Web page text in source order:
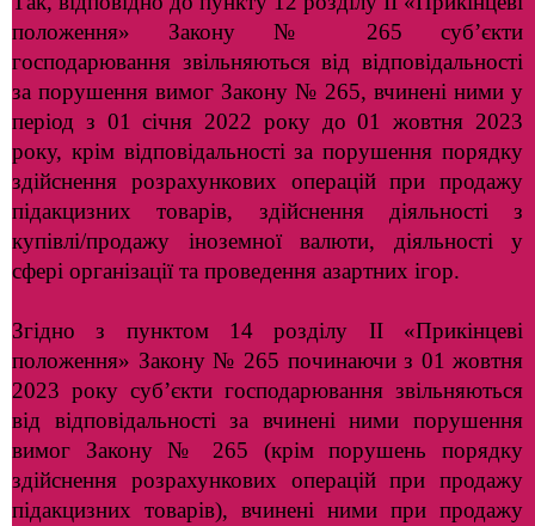
положення» Закону № 265 суб’єкти
господарювання звільняються від відповідальності
за порушення вимог Закону № 265, вчинені ними у
період з 01 січня 2022 року до 01 жовтня 2023
року, крім відповідальності за порушення порядку
здійснення розрахункових операцій при продажу
підакцизних товарів, здійснення діяльності з
купівлі/продажу іноземної валюти, діяльності у
сфері організації та проведення азартних ігор.
Згідно з пунктом 14 розділу ІІ «Прикінцеві
положення» Закону № 265 починаючи з 01 жовтня
2023 року суб’єкти господарювання звільняються
від відповідальності за вчинені ними порушення
вимог Закону № 265 (крім порушень порядку
здійснення розрахункових операцій при продажу
підакцизних товарів), вчинені ними при продажу